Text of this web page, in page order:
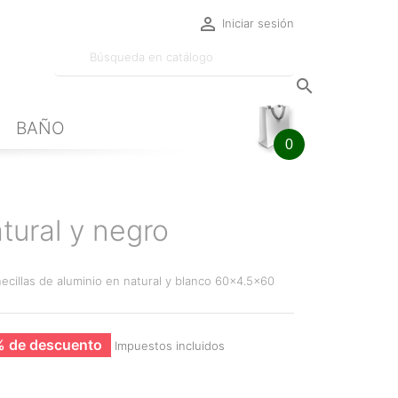
 Iniciar sesión

BAÑO
0
y negro
de aluminio en natural y blanco 60x4.5x60
de descuento Impuestos incluidos